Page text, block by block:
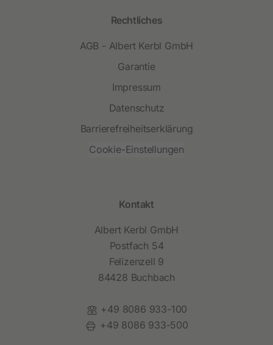
Rechtliches
AGB - Albert Kerbl GmbH
Garantie
Impressum
Datenschutz
Barrierefreiheitserklärung
Cookie-Einstellungen
Kontakt
Albert Kerbl GmbH
Postfach 54
Felizenzell 9
84428 Buchbach
Telefon:
+49 8086 933-100
Fax:
+49 8086 933-500